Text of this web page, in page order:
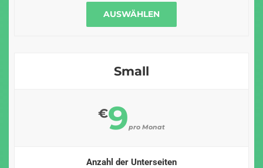
AUSWÄHLEN
Small
€9pro Monat
Anzahl der Unterseiten